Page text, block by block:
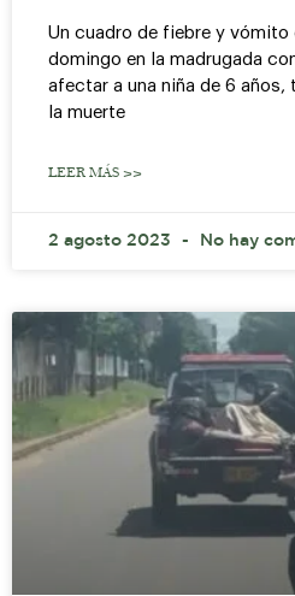
Un cuadro de fiebre y vómito
domingo en la madrugada
afectar a una niña de 6 años,
la muerte
LEER MÁS >>
2 agosto 2023 No hay